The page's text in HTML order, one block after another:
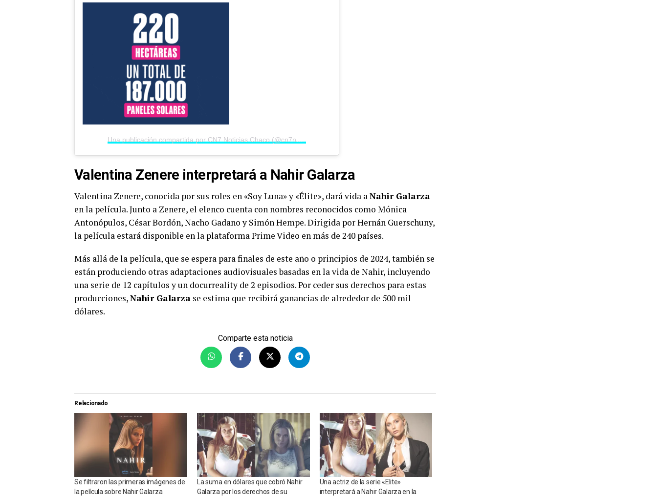
Valentina Zenere interpretará a Nahir Galarza
Valentina Zenere, conocida por sus roles en «Soy Luna» y «Élite», dará vida a Nahir Galarza
en la película. Junto a Zenere, el elenco cuenta con nombres reconocidos como Mónica
Antonópulos, César Bordón, Nacho Gadano y Simón Hempe. Dirigida por Hernán Guerschuny,
la película estará disponible en la plataforma Prime Video en más de 240 países.
Más allá de la película, que se espera para finales de este año o principios de 2024, también se
están produciendo otras adaptaciones audiovisuales basadas en la vida de Nahir, incluyendo
una serie de 12 capítulos y un docurreality de 2 episodios. Por ceder sus derechos para estas
producciones,Nahir Galarza se estima que recibirá ganancias de alrededor de 500 mil
dólares.
Comparte esta noticia
Relacionado
Se filtraron las primeras imágenes de
la película sobre Nahir Galarza
La suma en dólares que cobró Nahir
Galarza por los derechos de su
Una actriz de la serie «Elite»
interpretará a Nahir Galarza en la